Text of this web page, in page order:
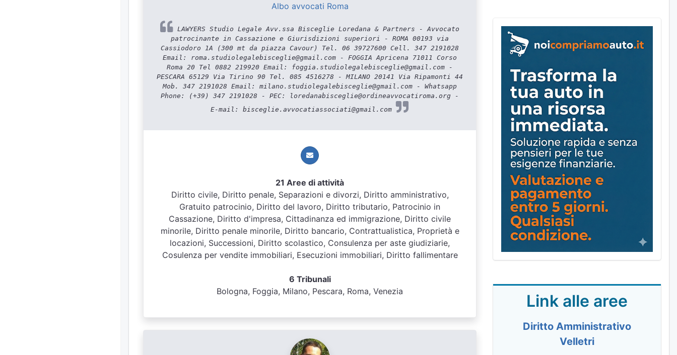
Albo avvocati Roma
LAWYERS Studio Legale Avv.ssa Bisceglie Loredana & Partners - Avvocato
patrocinante in Cassazione e Giurisdizioni superiori - ROMA 00193 via
Cassiodoro 1A (300 mt da piazza Cavour) Tel. 06 39727600 Cell. 347 2191028
Email: roma.studiolegalebisceglie@gmail.com - FOGGIA Apricena 71011 Corso
Roma 20 Tel 0882 219920 Email: foggia.studiolegalebisceglie@gmail.com -
PESCARA 65129 Via Tirino 90 Tel. 085 4516278 - MILANO 20141 Via Ripamonti 44
Mob. 347 2191028 Email: milano.studiolegalebisceglie@gmail.com - Whatsapp
Phone: (+39) 347 2191028 - PEC: loredanabisceglie@ordineavvocatiroma.org -
E-mail: bisceglie.avvocatiassociati@gmail.com
21 Aree di attività
Diritto civile, Diritto penale, Separazioni e divorzi, Diritto amministrativo,
Gratuito patrocinio, Diritto del lavoro, Diritto tributario, Patrocinio in
Cassazione, Diritto d'impresa, Cittadinanza ed immigrazione, Diritto civile
minorile, Diritto penale minorile, Diritto bancario, Contrattualistica, Proprietà e
locazioni, Successioni, Diritto scolastico, Consulenza per aste giudiziarie,
Cosulenza per vendite immobiliari, Esecuzioni immobiliari, Diritto fallimentare
6 Tribunali
Bologna, Foggia, Milano, Pescara, Roma, Venezia
Link alle aree
Diritto Amministrativo
Velletri